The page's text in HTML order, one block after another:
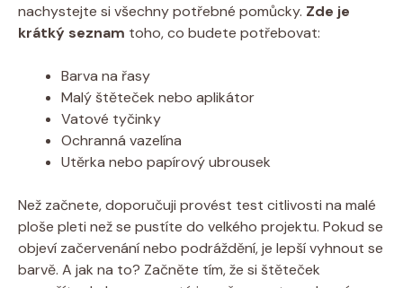
nachystejte si všechny potřebné pomůcky. Zde je
krátký seznam toho, co budete potřebovat:
Barva na řasy
Malý štěteček nebo aplikátor
Vatové tyčinky
Ochranná vazelína
Utěrka nebo papírový ubrousek
Než začnete, doporučuji provést test citlivosti na malé
ploše pleti než se pustíte do velkého projektu. Pokud se
objeví začervenání nebo podráždění, je lepší vyhnout se
barvě. A jak na to? Začněte tím, že si štěteček